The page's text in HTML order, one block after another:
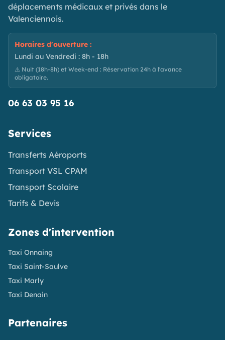
déplacements médicaux et privés dans le
Valenciennois.
Horaires d'ouverture :
Lundi au Vendredi : 8h - 18h
⚠️ Nuit (18h-8h) et Week-end : Réservation 24h à l'avance
obligatoire.
06 63 03 95 16
Services
Transferts Aéroports
Transport VSL CPAM
Transport Scolaire
Tarifs & Devis
Zones d'intervention
Taxi Onnaing
Taxi Saint-Saulve
Taxi Marly
Taxi Denain
Partenaires